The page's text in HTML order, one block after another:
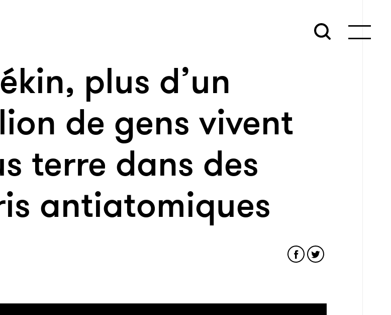
plus d’un
de gens vivent
terre dans des
antiatomiques